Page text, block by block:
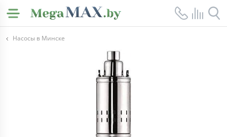
Насосы в Минске